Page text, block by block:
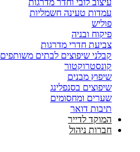
עיצוב לובי וחדר מדרגות
עמדות טעינה חשמליות
פוליש
פיקוח ובניה
צביעת חדרי מדרגות
קבלני שיפוצים לבתים משותפים
קונסטרוקטור
שיפוץ מבנים
שיפוצים בסנפלינג
שערים ומחסומים
תיבות דואר
המוקד לדייר
חברות ניהול